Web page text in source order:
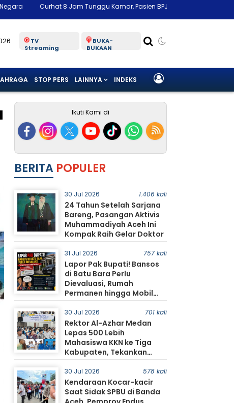
8 Jam Tunggu Kamar, Pasien BPJS Malah Dihujat Nakes di Medsos,
TV
Streaming
BUKA-
BUKAAN
STOP PERS LAINNYA INDEKS
Ikuti Kami di
BERITA POPULER
30 Jul 2026 1.406 kali
24 Tahun Setelah Sarjana
Bareng, Pasangan Aktivis
Muhammadiyah Aceh Ini
Kompak Raih Gelar Doktor
31 Jul 2026 757 kali
Lapor Pak Bupati! Bansos
di Batu Bara Perlu
Dievaluasi, Rumah
Permanen hingga Mobil
Jadi Sorotan Warga
30 Jul 2026 701 kali
Rektor Al-Azhar Medan
Lepas 500 Lebih
Mahasiswa KKN ke Tiga
Kabupaten, Tekankan
Pengabdian dan
Kolaborasi dengan
Masyarakat
30 Jul 2026 578 kali
Kendaraan Kocar-kacir
Saat Sidak SPBU di Banda